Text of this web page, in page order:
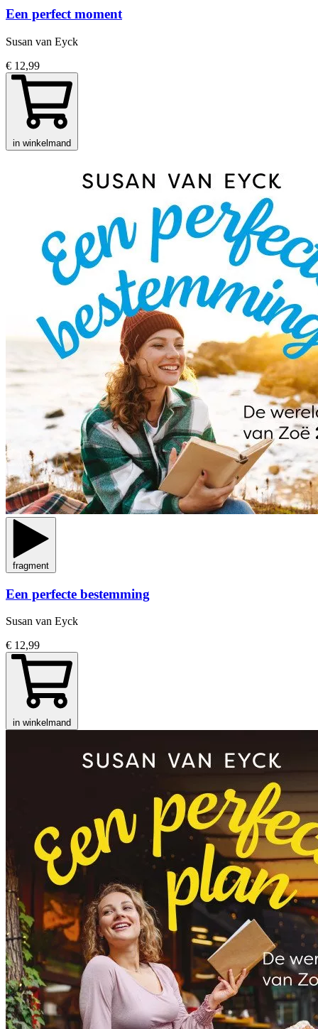
Een perfect moment
Susan van Eyck
€ 12,99
in winkelmand
fragment
Een perfecte bestemming
Susan van Eyck
€ 12,99
in winkelmand